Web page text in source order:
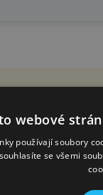
webové
používají soubory
se všemi